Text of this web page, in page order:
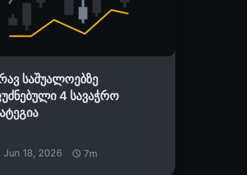
საშუალოებზე
4 სავაჭრო
Jun 18, 2026 7m